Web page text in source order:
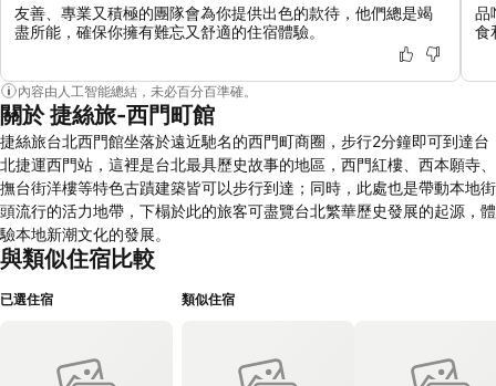
友善、專業又積極的團隊會為你提供出色的款待，他們總是竭
盡所能，確保你擁有難忘又舒適的住宿體驗。
品
食
內容由人工智能總結，未必百分百準確。
關於 捷絲旅-西門町館
捷絲旅台北西門館坐落於遠近馳名的西門町商圈，步行2分鐘即可到達台
北捷運西門站，這裡是台北最具歷史故事的地區，西門紅樓、西本願寺、
撫台街洋樓等特色古蹟建築皆可以步行到達；同時，此處也是帶動本地街
頭流行的活力地帶，下榻於此的旅客可盡覽台北繁華歷史發展的起源，體
驗本地新潮文化的發展。
與類似住宿比較
已選住宿 類似住宿